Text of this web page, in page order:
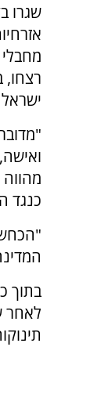
שגרו
רצחו,
כנגד
בתוך